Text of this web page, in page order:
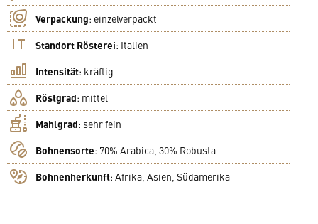
Verpackung: einzelverpackt
Standort Rösterei: Italien
Intensität: kräftig
Röstgrad: mittel
Mahlgrad: sehr fein
Bohnensorte: 70% Arabica, 30% Robusta
Bohnenherkunft: Afrika, Asien, Südamerika